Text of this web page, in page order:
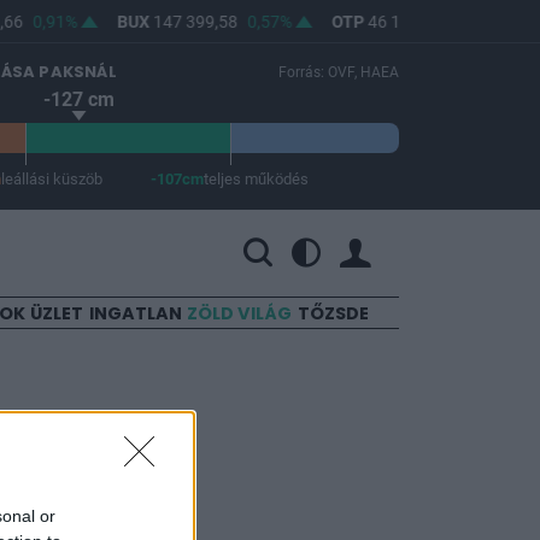
or
0,91% BUX147 399,58 0,57% OTP46 180
PAKSNÁL Forrás: OVF, HAEA
-127 cm
leállási küszöb -107cmteljes működés
ÜZLET INGATLAN ZÖLD VILÁG TŐZSDE